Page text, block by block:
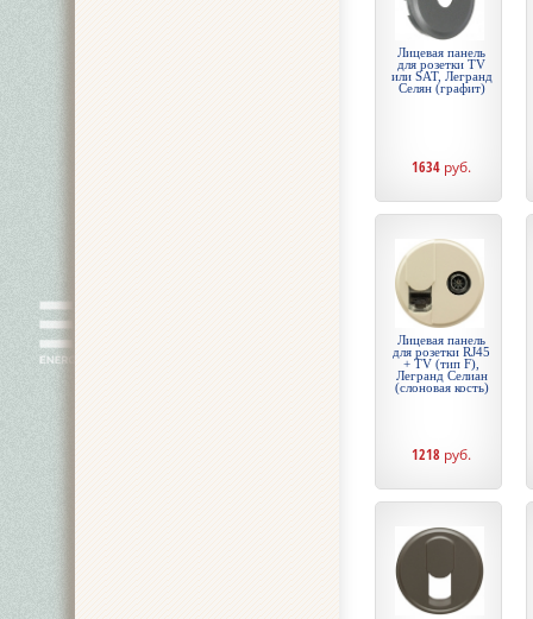
Лицевая панель
для розетки TV
или SAT, Легранд
Селян (графит)
1634 руб.
Лицевая панель
для розетки RJ45
+ TV (тип F),
Легранд Селиан
(слоновая кость)
1218 руб.